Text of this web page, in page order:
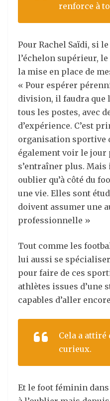
renforce à
Pour Rachel Saïdi, si
l’échelon supérieur,
la mise en place de
« Pour espérer
division, il faudra que
tous les postes, avec
d’expérience. C’est
organisation sportive
également voir le jour
s’entraîner plus.
oublier qu’à côté du
une vie. Elles sont
doivent assumer une
professionnelle »
Tout comme les
lui aussi se
pour faire de ces
athlètes issues d’une
capables d’aller
Cela a attiré
curieux.
Et le foot féminin dans